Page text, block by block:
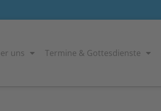
uns Termine & Gottesdienste